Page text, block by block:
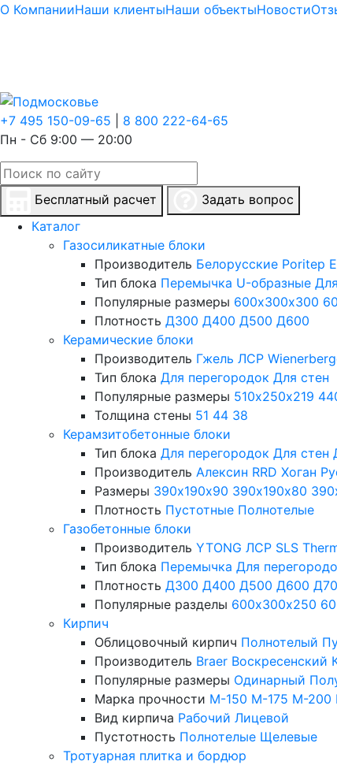
О КомпанииНаши клиентыНаши объектыНовости
+7 495 150-09-65
8 800 222-64-65
Пн - Сб 9:00 — 20:00
Бесплатный расчет
Задать вопрос
Каталог
Газосиликатные блоки
Производитель Белорусские Poritep
Тип блока Перемычка U-образные
Популярные размеры 600х300х300
Плотность Д300 Д400 Д500 Д600
Керамические блоки
Производитель Гжель ЛСР
Тип блока Для перегородок Для стен
Популярные размеры 510х250х219
Толщина стены 51 44 38
Керамзитобетонные блоки
Тип блока Для перегородок Для стен
Производитель Алексин RRD Хоган
Размеры 390х190х90 390х190х80
Плотность Пустотные Полнотелые
Газобетонные блоки
Производитель YTONG ЛСР SLS
Тип блока Перемычка Для
Плотность Д300 Д400 Д500 Д600
Популярные разделы 600х300х250
Кирпич
Облицовочный кирпич Полнотелый
Производитель Braer Воскресенский
Популярные размеры Одинарный
Марка прочности М-150 М-175 М-200
Вид кирпича Рабочий Лицевой
Пустотность Полнотелые Щелевые
Тротуарная плитка и бордюр